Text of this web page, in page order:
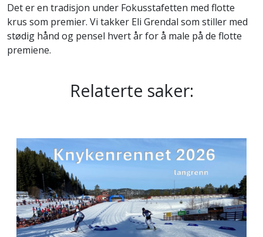
Det er en tradisjon under Fokusstafetten med flotte
krus som premier. Vi takker Eli Grendal som stiller med
stødig hånd og pensel hvert år for å male på de flotte
premiene.
Relaterte saker: